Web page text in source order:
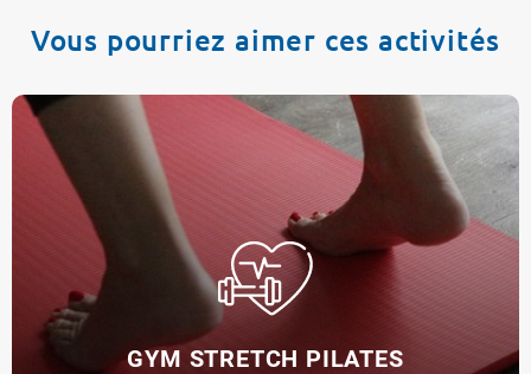
Vous pourriez aimer ces activités
GYM STRETCH PILATES